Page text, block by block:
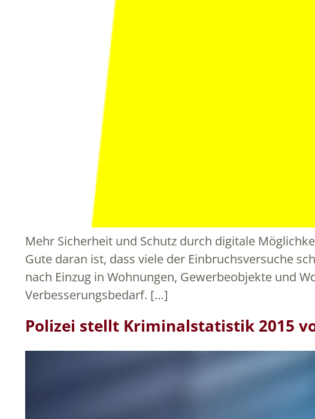
Mehr Sicherheit und Schutz durch digitale
Gute daran ist, dass viele der Einbruchsversuche
nach Einzug in Wohnungen, Gewerbeobjekte und
Verbesserungsbedarf. […]
Polizei stellt Kriminalstatistik 2015